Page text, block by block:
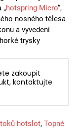
„hotspring Micro“,
nosného tělesa
a vyvedení
trysky
zakoupit
kontaktujte
hotslot, Topné